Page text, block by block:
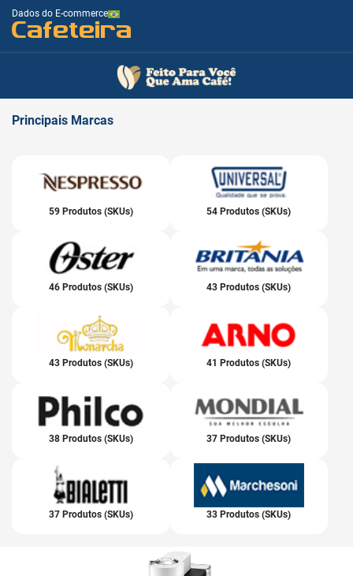
Dados do E-commerce
Cafeteira
Principais Marcas
59 Produtos (SKUs) 54 Produtos (SKUs)
46 Produtos (SKUs) 43 Produtos (SKUs)
43 Produtos (SKUs) 41 Produtos (SKUs)
38 Produtos (SKUs) 37 Produtos (SKUs)
37 Produtos (SKUs) 33 Produtos (SKUs)